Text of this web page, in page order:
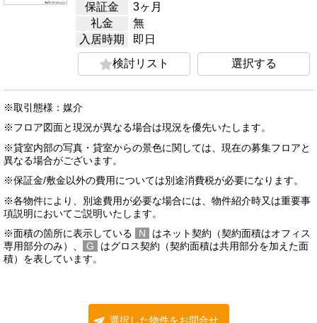
保証金
3ヶ月
礼金
無
入居時期
即日
検討リスト
選択する
※取引態様：媒介
※フロア図面と現況が異なる場合は現況を優先いたします。
※貸室内部の写真・貸室からの景色に関しては、現在の募集フロアと
異なる場合がございます。
※保証金/敷金以外の費用については別途消費税が必要になります。
※各物件により、別途費用が必要な場合には、物件紹介時又は重要事
項説明においてご説明いたします。
※面積の箇所に表示している
N
はネット契約（契約面積はオフィス
専用部分のみ）、
G
はグロス契約（契約面積は共用部分を加えた面
積）を表しています。
選択した物件をお問合せ